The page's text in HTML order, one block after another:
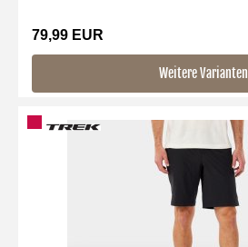
79,99 EUR
Weitere Varianten